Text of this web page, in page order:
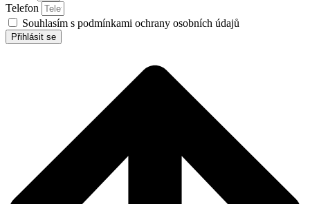
Telefon
Souhlasím s podmínkami ochrany osobních údajů
Přihlásit se